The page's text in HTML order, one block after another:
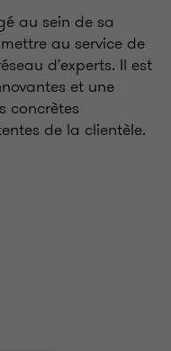
au sein de sa
au service de
d'experts. Il est
et une
concrètes
de la clientèle.